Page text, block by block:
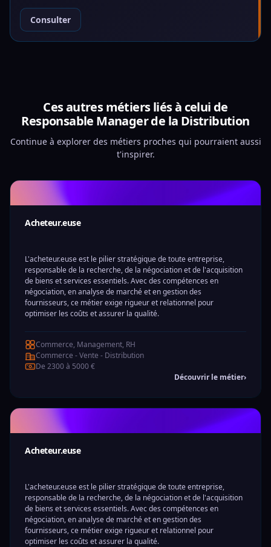
Consulter
Ces autres métiers liés à celui de
Responsable Manager de la Distribution
Continue à explorer des métiers proches qui pourraient aussi
t'inspirer.
Acheteur.euse
L'acheteur.euse est le pilier stratégique de toute entreprise,
responsable de la recherche, de la négociation et de l'acquisition
de biens et services essentiels. Avec des compétences en
négociation, en analyse de marché et en gestion des
fournisseurs, ce métier exige rigueur et relationnel pour
optimiser les coûts et assurer la qualité.
Commerce, Management, RH
Commerce - Vente - Distribution
De 2300 à 5000 €
Découvrir le métier›
Acheteur.euse
L'acheteur.euse est le pilier stratégique de toute entreprise,
responsable de la recherche, de la négociation et de l'acquisition
de biens et services essentiels. Avec des compétences en
négociation, en analyse de marché et en gestion des
fournisseurs, ce métier exige rigueur et relationnel pour
optimiser les coûts et assurer la qualité.